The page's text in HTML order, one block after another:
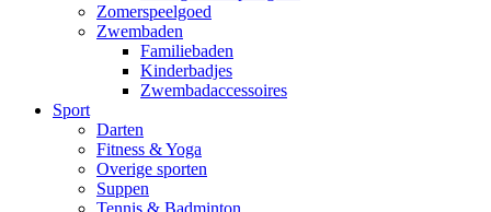
Zomerspeelgoed
Zwembaden
Familiebaden
Kinderbadjes
Zwembadaccessoires
Sport
Darten
Fitness & Yoga
Overige sporten
Suppen